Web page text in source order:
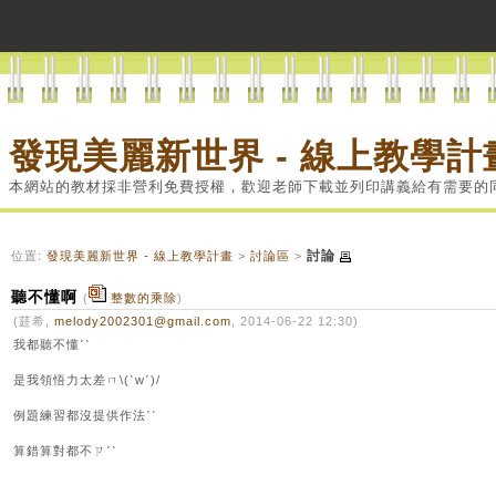
發現美麗新世界 - 線上教學計
本網站的教材採非營利免費授權，歡迎老師下載並列印講義給有需要的
位置: 發現美麗新世界 - 線上教學計畫 > 討論區 > 討論
聽不懂啊 ( 整數的乘除)
(莛希, melody2002301@gmail.com , 2014-06-22 12:30)
我都聽不懂ˊˋ
是我領悟力太差ㄇ\(ˋwˊ)/
例題練習都沒提供作法ˊˋ
算錯算對都不ㄗˊˋ